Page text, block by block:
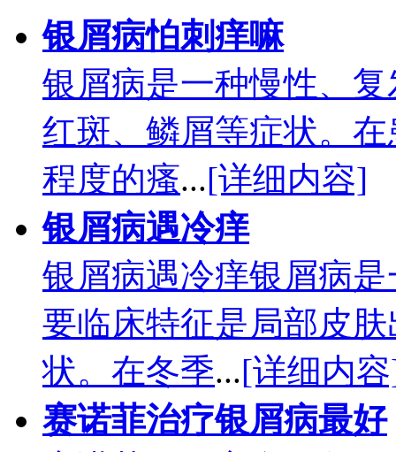
银屑病怕刺痒嘛
银屑病是一种慢性、
红斑、鳞屑等症状。
程度的瘙...[详细内容]
银屑病遇冷痒
银屑病遇冷痒银屑病
要临床特征是局部皮
状。在冬季...[详细内
赛诺菲治疗银屑病最好